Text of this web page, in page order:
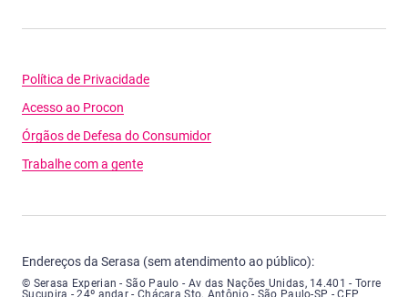
Política de Privacidade
Acesso ao Procon
Órgãos de Defesa do Consumidor
Trabalhe com a gente
Endereços da Serasa (sem atendimento ao público):
Serasa Experian - São Paulo - Endereço: Avenida das Nações Unidas,
© Serasa Experian - São Paulo - Av das Nações Unidas, 14.401 - Torre
Sucupira - 24º andar - Chácara Sto. Antônio - São Paulo-SP - CEP